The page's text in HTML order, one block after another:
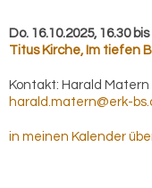
Do. 16.10.2025, 16.30
Titus Kirche, Im tiefen
Kontakt: Harald
harald.matern@erk-
in meinen Kalender